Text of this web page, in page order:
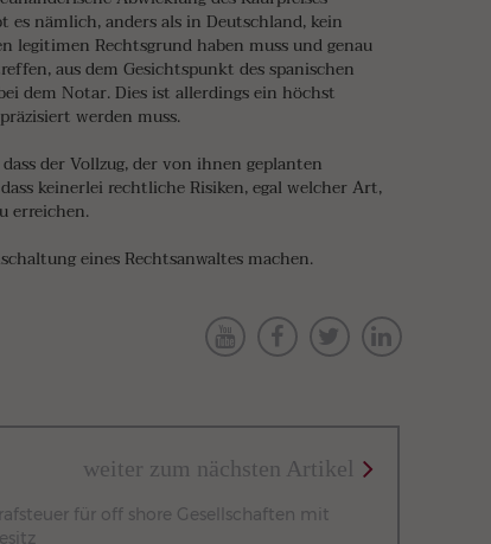
nämlich, anders als in Deutschland, kein
legitimen Rechtsgrund haben muss und genau
aus dem Gesichtspunkt des spanischen
dem Notar. Dies ist allerdings ein höchst
werden muss.
der Vollzug, der von ihnen geplanten
keinerlei rechtliche Risiken, egal welcher Art,
erreichen.
eines Rechtsanwaltes machen.
weiter zum nächsten Artikel
für off shore Gesellschaften mit